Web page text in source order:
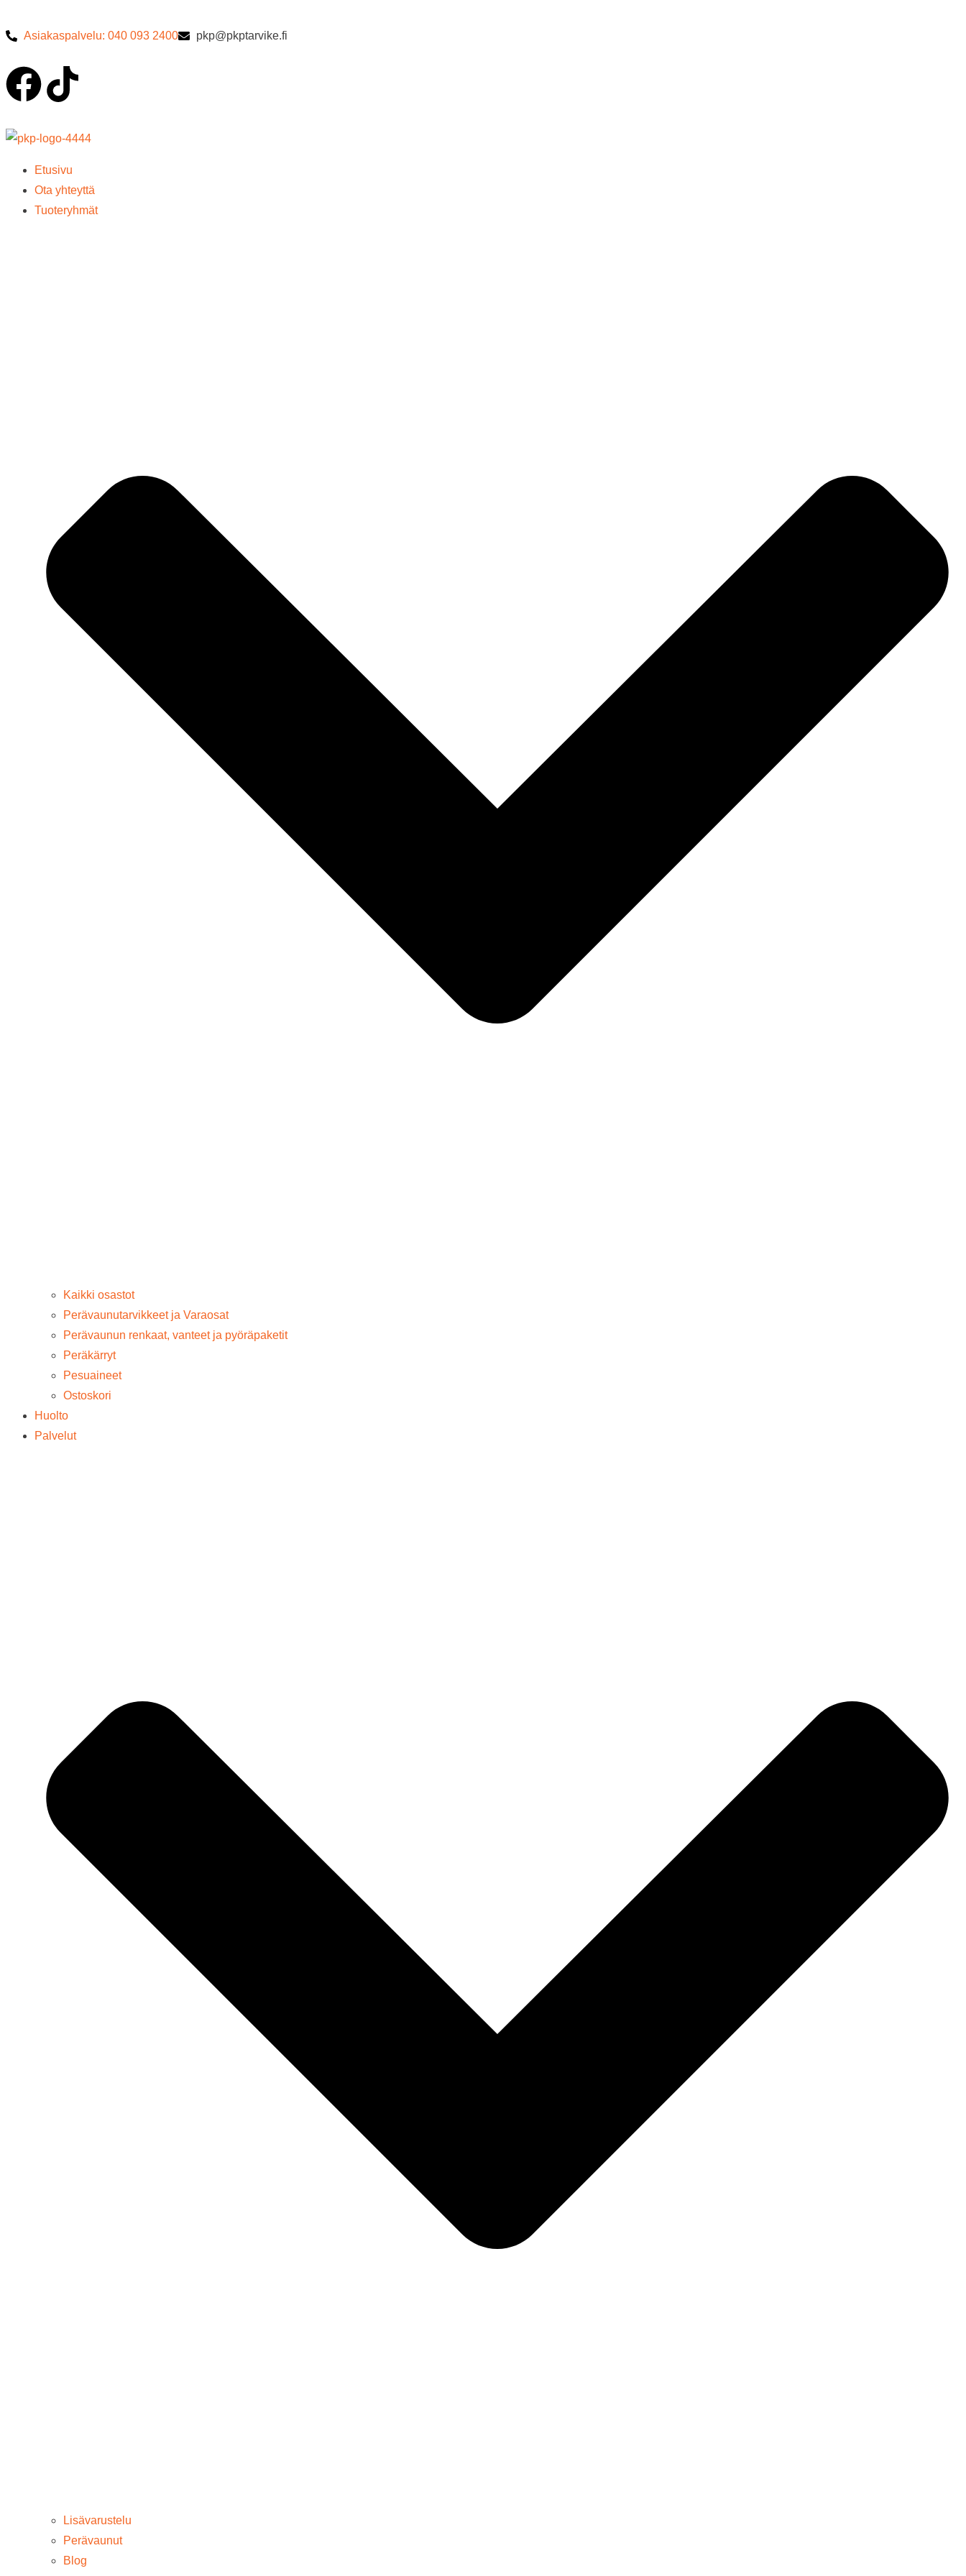
Asiakaspalvelu: 040 093 2400 pkp@pkptarvike.fi
Etusivu
Ota yhteyttä
Tuoteryhmät
Kaikki osastot
Perävaunutarvikkeet ja Varaosat
Perävaunun renkaat, vanteet ja pyöräpaketit
Peräkärryt
Pesuaineet
Ostoskori
Huolto
Palvelut
Lisävarustelu
Perävaunut
Blog